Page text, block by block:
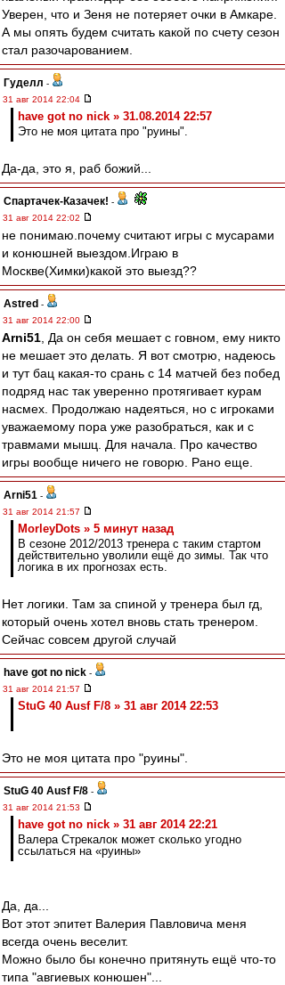
Уверен, что и Зеня не потеряет очки в Амкаре.
А мы опять будем считать какой по счету сезон
стал разочарованием.
Гуделл -
31 авг 2014 22:04
have got no nick » 31.08.2014 22:57
Это не моя цитата про "руины".
Да-да, это я, раб божий...
Спартачек-Казачек! -
31 авг 2014 22:02
не понимаю.почему считают игры с мусарами
и конюшней выездом.Играю в
Москве(Химки)какой это выезд??
Astred -
31 авг 2014 22:00
Arni51 , Да он себя мешает с говном, ему никто
не мешает это делать. Я вот смотрю, надеюсь
и тут бац какая-то срань с 14 матчей без побед
подряд нас так уверенно протягивает курам
насмех. Продолжаю надеяться, но с игроками
уважаемому пора уже разобраться, как и с
травмами мышц. Для начала. Про качество
игры вообще ничего не говорю. Рано еще.
Arni51 -
31 авг 2014 21:57
MorleyDots » 5 минут назад
В сезоне 2012/2013 тренера с таким стартом
действительно уволили ещё до зимы. Так что
логика в их прогнозах есть.
Нет логики. Там за спиной у тренера был гд,
который очень хотел вновь стать тренером.
Сейчас совсем другой случай
have got no nick -
31 авг 2014 21:57
StuG 40 Ausf F/8 » 31 авг 2014 22:53
Это не моя цитата про "руины".
StuG 40 Ausf F/8 -
31 авг 2014 21:53
have got no nick » 31 авг 2014 22:21
Валера Стрекалок может сколько угодно
ссылаться на «руины»
Да, да...
Вот этот эпитет Валерия Павловича меня
всегда очень веселит.
Можно было бы конечно притянуть ещё что-то
типа "авгиевых конюшен"...